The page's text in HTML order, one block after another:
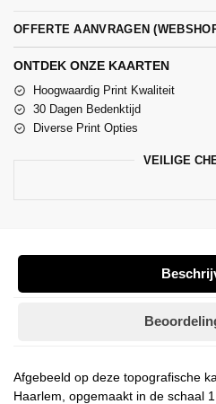
OFFERTE AANVRAGEN
ONTDEK ONZE KAARTEN
Hoogwaardig Print Kwaliteit
30 Dagen Bedenktijd
Diverse Print Opties
VEILIGE
Afgebeeld op deze topografische
Haarlem, opgemaakt in de schaal